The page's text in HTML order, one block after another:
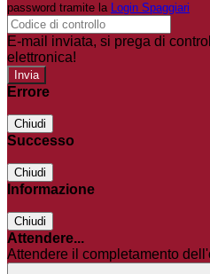
password tramite la Login Spaggiari
E-mail inviata, si prega di
elettronica!
Errore
Chiudi
Successo
Chiudi
Informazione
Chiudi
Attendere...
Attendere il completamento